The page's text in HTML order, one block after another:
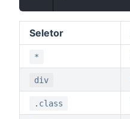
Seletor
*
div
.class